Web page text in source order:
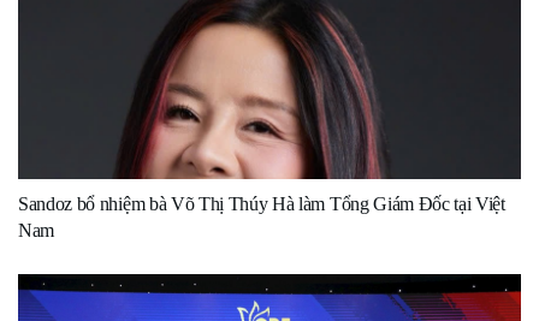
Sandoz bổ nhiệm bà Võ Thị Thúy Hà làm Tổng Giám Đốc tại Việt
Nam